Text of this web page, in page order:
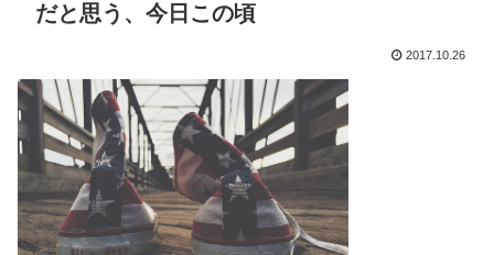
だと思う、今日この頃
2017.10.26